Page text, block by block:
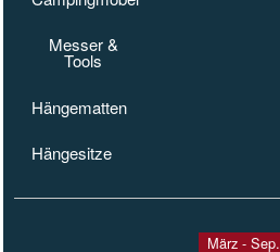
Taschenmesser und Tools
Messer &
Tools
Hängematten
Hängematten
Hängesitze
Hängesitze
März - Sep.